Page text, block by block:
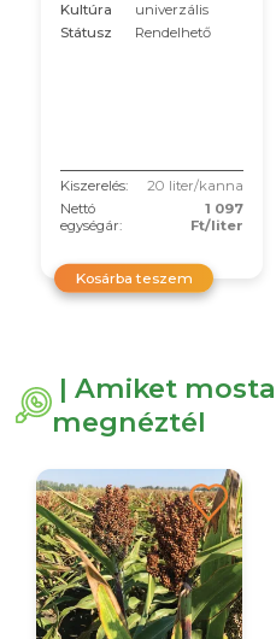
Kultúra
univerzális
Státusz
Rendelhető
Kiszerelés:
20 liter/kanna
Nettó
egységár:
1 097
Ft/liter
Kosárba teszem
| Amiket
megnéztél